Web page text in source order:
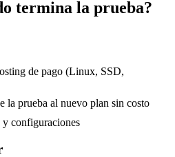
termina la prueba?
de pago (Linux, SSD,
la prueba al nuevo plan sin costo
configuraciones